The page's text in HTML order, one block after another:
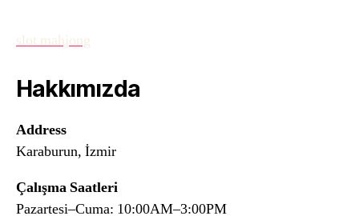
slot mahjong
Hakkımızda
Address
Karaburun, İzmir
Çalışma Saatleri
Pazartesi–Cuma: 10:00AM–3:00PM